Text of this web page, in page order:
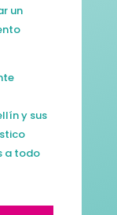
un
y sus
a todo